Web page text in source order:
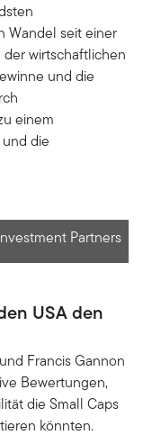
Wandel seit einer
wirtschaftlichen
und die
einem
die
USA den
Francis Gannon
Bewertungen,
die Small Caps
könnten.